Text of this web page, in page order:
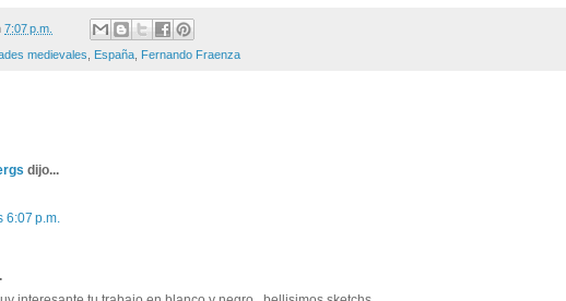
7:07 p.m.
medievales, España, Fernando Fraenza
dijo...
6:07 p.m.